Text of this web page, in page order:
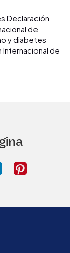
Declaración
de
y diabetes
de